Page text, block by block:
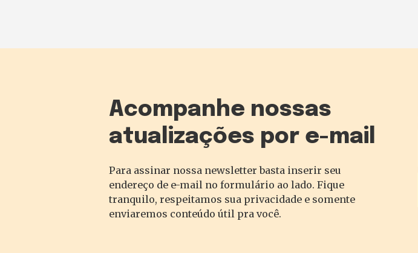
Acompanhe nossas
atualizações por e-mail
Para assinar nossa newsletter basta inserir seu
endereço de e-mail no formulário ao lado. Fique
tranquilo, respeitamos sua privacidade e somente
enviaremos conteúdo útil pra você.